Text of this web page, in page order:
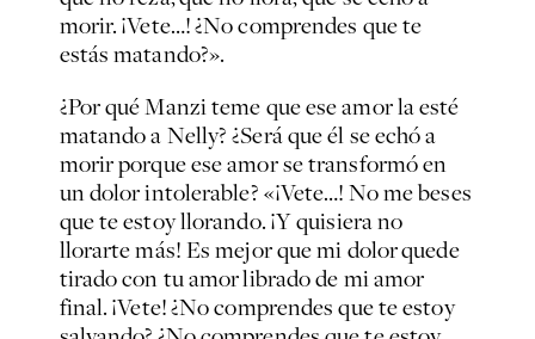
morir. ¡Vete…! ¿No comprendes que te
estás matando?».
¿Por qué Manzi teme que ese amor la esté
matando a Nelly? ¿Será que él se echó a
morir porque ese amor se transformó en
un dolor intolerable? «¡Vete…! No me beses
que te estoy llorando. ¡Y quisiera no
llorarte más! Es mejor que mi dolor quede
tirado con tu amor librado de mi amor
final. ¡Vete! ¿No comprendes que te estoy